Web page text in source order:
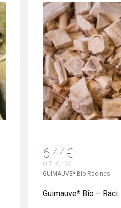
6,44€
H.T : 6,10€
GUIMAUVE* Bio Racines
Guimauve* Bio – Raci..